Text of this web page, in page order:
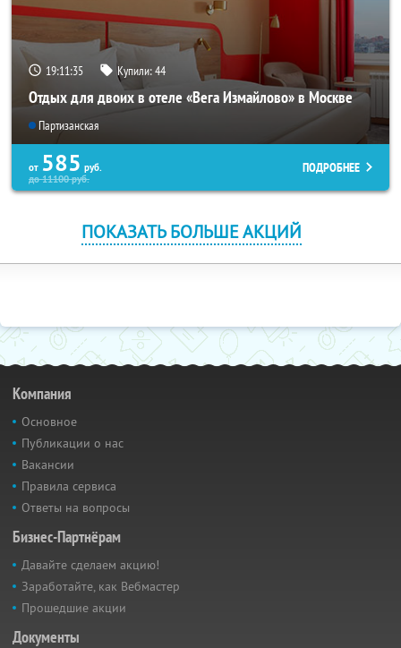
19:11:35 Купили:44
Отдых для двоих в отеле «Вега Измайлово» в Москве
Партизанская
от 585 руб.
до11100руб.
ПОДРОБНЕЕ
ПОКАЗАТЬ БОЛЬШЕ АКЦИЙ
Компания
Основное
Публикации о нас
Вакансии
Правила сервиса
Ответы на вопросы
Бизнес-Партнёрам
Давайте сделаем акцию!
Заработайте, как Вебмастер
Прошедшие акции
Документы